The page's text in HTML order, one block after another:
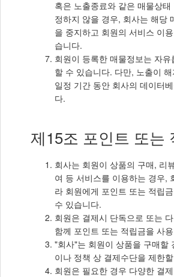
혹은 노출종료와 같은 매물상
정하지 않을 경우, 회사는 해당
을 중지하고 회원의 서비스 이
습니다.
회원이 등록한 매물정보는 자유
할 수 있습니다. 다만, 노출이
일정 기간 동안 회사의 데이터
다.
제15조 포인트 또는
회사는 회원이 상품의 구매, 리
여 등 서비스를 이용하는 경우,
라 회원에게 포인트 또는 적립
수 있습니다.
회원은 결제시 단독으로 또는
함께 포인트 또는 적립금을 사
"회사"는 회원이 상품을 구매할
이나 정책 상 결제수단을 제한
회원은 필요한 경우 다양한 결